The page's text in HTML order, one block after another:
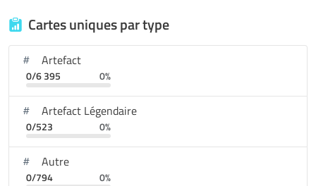
Cartes uniques par type
Artefact
0/6 395 0%
Artefact Légendaire
0/523 0%
Autre
0/794 0%